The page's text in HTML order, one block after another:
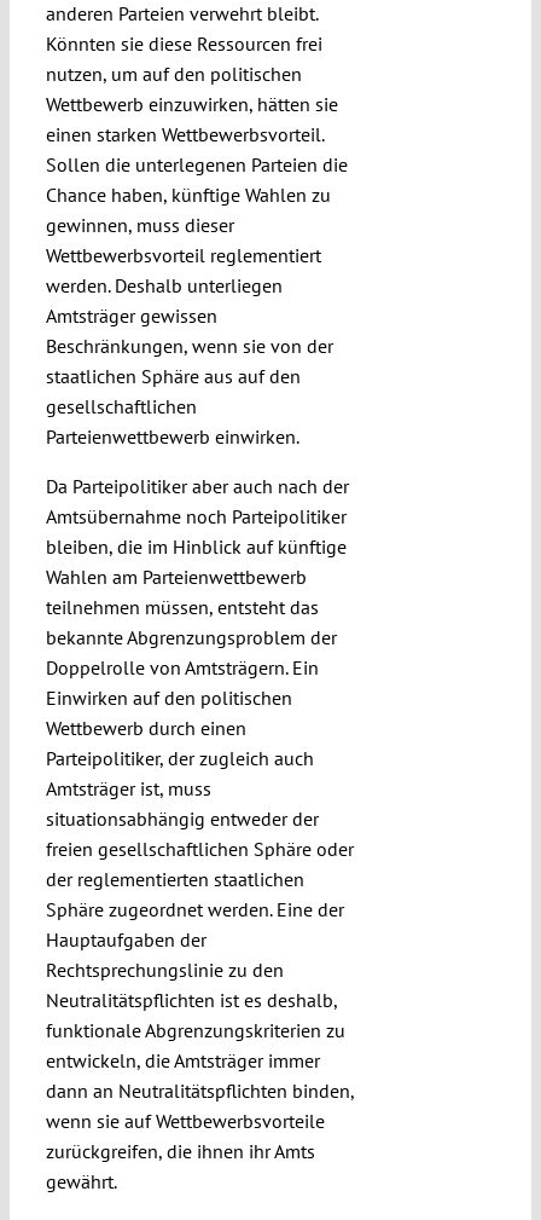
anderen Parteien verwehrt bleibt.
Könnten sie diese Ressourcen frei
nutzen, um auf den politischen
Wettbewerb einzuwirken, hätten sie
einen starken Wettbewerbsvorteil.
Sollen die unterlegenen Parteien die
Chance haben, künftige Wahlen zu
gewinnen, muss dieser
Wettbewerbsvorteil reglementiert
werden. Deshalb unterliegen
Amtsträger gewissen
Beschränkungen, wenn sie von der
staatlichen Sphäre aus auf den
gesellschaftlichen
Parteienwettbewerb einwirken.
Da Parteipolitiker aber auch nach der
Amtsübernahme noch Parteipolitiker
bleiben, die im Hinblick auf künftige
Wahlen am Parteienwettbewerb
teilnehmen müssen, entsteht das
bekannte Abgrenzungsproblem der
Doppelrolle von Amtsträgern. Ein
Einwirken auf den politischen
Wettbewerb durch einen
Parteipolitiker, der zugleich auch
Amtsträger ist, muss
situationsabhängig entweder der
freien gesellschaftlichen Sphäre oder
der reglementierten staatlichen
Sphäre zugeordnet werden. Eine der
Hauptaufgaben der
Rechtsprechungslinie zu den
Neutralitätspflichten ist es deshalb,
funktionale Abgrenzungskriterien zu
entwickeln, die Amtsträger immer
dann an Neutralitätspflichten binden,
wenn sie auf Wettbewerbsvorteile
zurückgreifen, die ihnen ihr Amts
gewährt.